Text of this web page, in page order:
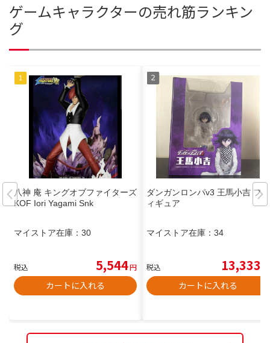
ゲームキャラクターの売れ筋ランキン
グ
八神 庵 キングオブファイターズ
KOF Iori Yagami Snk
マイストア在庫： 30
税込 5,544円
カートに入れる
ダンガンロンパv3 王馬小吉 フ
ィギュア
マイストア在庫： 34
税込 13,333
カートに入れる